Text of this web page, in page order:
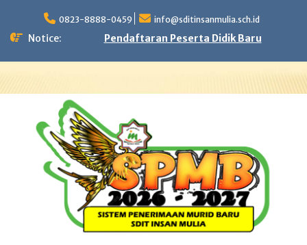
content
0823-8888-0459 info@sditinsanmulia.sch.id
Notice: Pendaftaran Peserta Didik Baru